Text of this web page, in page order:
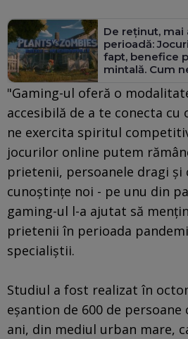
De reținut, mai
perioadă:
fapt, benefice
mintală. Cum
"Gaming-ul oferă o
accesibilă de a te conecta cu
ne exercita spiritul
jocurilor online putem
prietenii, persoanele dragi şi
cunoştinţe noi - pe unu din
gaming-ul l-a ajutat să
prietenii în perioada
specialiştii.
Studiul a fost realizat în
eşantion de 600 de persoane
ani, din mediul urban mare,